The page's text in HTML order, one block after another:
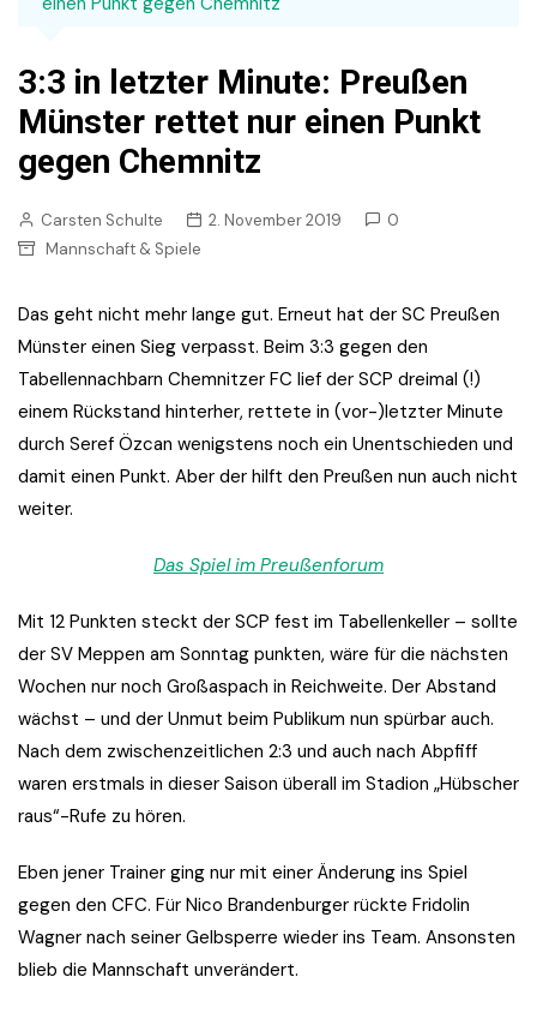
3:3 in letzter Minute: Preußen
Münster rettet nur einen Punkt
gegen Chemnitz
Carsten Schulte 2. November 2019
0
Mannschaft & Spiele
Das geht nicht mehr lange gut. Erneut hat der SC Preußen
Münster einen Sieg verpasst. Beim 3:3 gegen den
Tabellennachbarn Chemnitzer FC lief der SCP dreimal (!)
einem Rückstand hinterher, rettete in (vor-)letzter Minute
durch Seref Özcan wenigstens noch ein Unentschieden und
damit einen Punkt. Aber der hilft den Preußen nun auch nicht
weiter.
Das Spiel im Preußenforum
Mit 12 Punkten steckt der SCP fest im Tabellenkeller – sollte
der SV Meppen am Sonntag punkten, wäre für die nächsten
Wochen nur noch Großaspach in Reichweite. Der Abstand
wächst – und der Unmut beim Publikum nun spürbar auch.
Nach dem zwischenzeitlichen 2:3 und auch nach Abpfiff
waren erstmals in dieser Saison überall im Stadion „Hübscher
raus“-Rufe zu hören.
Eben jener Trainer ging nur mit einer Änderung ins Spiel
gegen den CFC. Für Nico Brandenburger rückte Fridolin
Wagner nach seiner Gelbsperre wieder ins Team. Ansonsten
blieb die Mannschaft unverändert.